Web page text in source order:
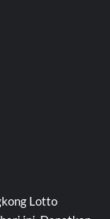
Lotto